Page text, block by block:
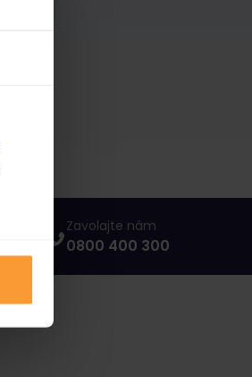
Zavolajte nám
0800 400 300